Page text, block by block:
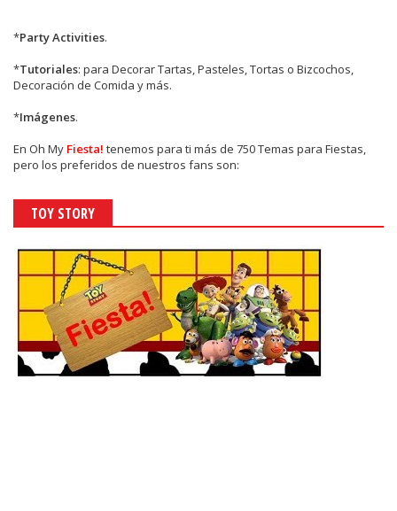
*Party Activities.
*Tutoriales: para Decorar Tartas, Pasteles, Tortas o Bizcochos,
Decoración de Comida y más.
*Imágenes.
En Oh My Fiesta! tenemos para ti más de 750 Temas para Fiestas,
pero los preferidos de nuestros fans son:
TOY STORY